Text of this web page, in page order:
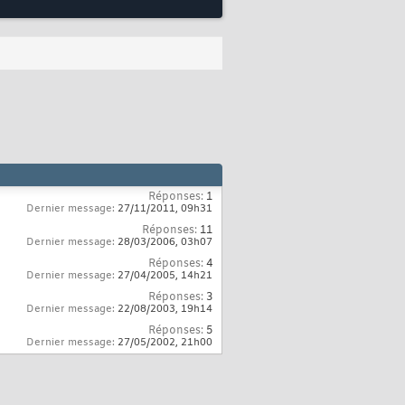
Réponses: 1
Dernier message: 27/11/2011, 09h31
Réponses: 11
Dernier message: 28/03/2006, 03h07
Réponses:4
Dernier message: 27/04/2005, 14h21
Réponses: 3
Dernier message: 22/08/2003, 19h14
Réponses: 5
Dernier message: 27/05/2002, 21h00